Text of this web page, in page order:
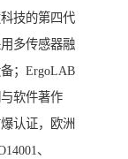
技的第四代
多传感器融
；ErgoLAB
软件著作
认证，欧洲
、